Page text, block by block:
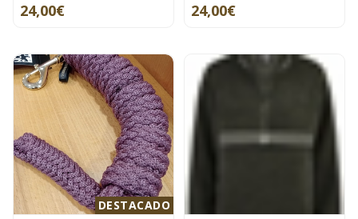
24,00€ 24,00€
DESTACADO